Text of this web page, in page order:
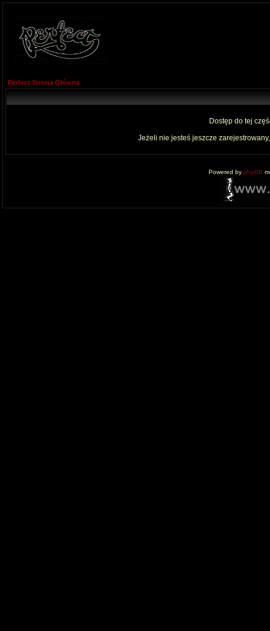
Perfect Strona Główna
Dostęp do tej
Jeżeli nie jesteś jeszcze
Powered by phpBB